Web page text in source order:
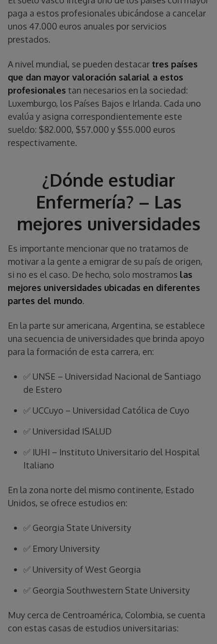
paga a estos profesionales ubicándose a cancelar
unos 47.000 euros anuales por servicios
prestados.
A nivel mundial, se pueden destacar tres países
que dan mayor valoración salarial a estos
profesionales tan necesarios en la sociedad:
Luxemburgo, los Países Bajos e Irlanda. Cada uno
evalúa y asigna correspondientemente este
sueldo: $82.000, $57.000 y $55.000 euros
respectivamente.
¿Dónde estudiar
Enfermería? – Las
mejores universidades
Es importante mencionar que no tratamos de
motivar a la gente a emigrar de su país de origen,
si no es el caso. De hecho, solo mostramos las
mejores universidades ubicadas en diferentes
partes del mundo.
En la parte sur americana, Argentina, se establece
una secuencia de universidades que brinda apoyo
para la formación de esta carrera, en:
✅ UNSE – Universidad Nacional de Santiago
de Estero
✅ UCCuyo – Universidad Católica de Cuyo
✅ Universidad ISALUD
✅ IUHI – Instituto Universitario del Hospital
Italiano
En la zona norte del mismo continente, Estado
Unidos, se ofrece estudios en:
✅ Georgia State University
✅ Emory University
✅ University of West Georgia
✅ Georgia Southwestern State University
Muy cerca de Centroamérica, Colombia, se cuenta
con estas casas de estudios universitarias: